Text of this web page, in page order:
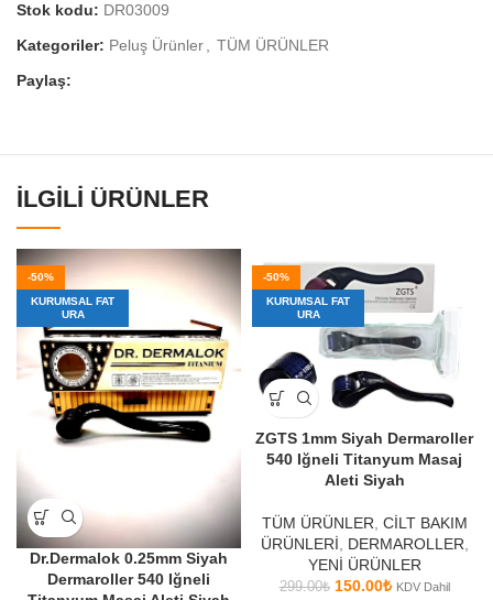
Stok kodu: DR03009
Kategoriler: Peluş Ürünler
TÜM ÜRÜNLER
Paylaş:
İLGILI ÜRÜNLER
-50%
KURUMSAL FAT
URA
Dr.Dermalok 0.25mm Siyah
Dermaroller 540 Iğneli
-50%
KURUMSAL FAT
URA
ZGTS 1mm Siyah Dermaroller
540 Iğneli Titanyum Masaj
Aleti Siyah
TÜM ÜRÜNLER CİLT BAKIM
ÜRÜNLERİ
DERMAROLLER
YENİ ÜRÜNLER
299.00₺ 150.00₺ KDV Dahil